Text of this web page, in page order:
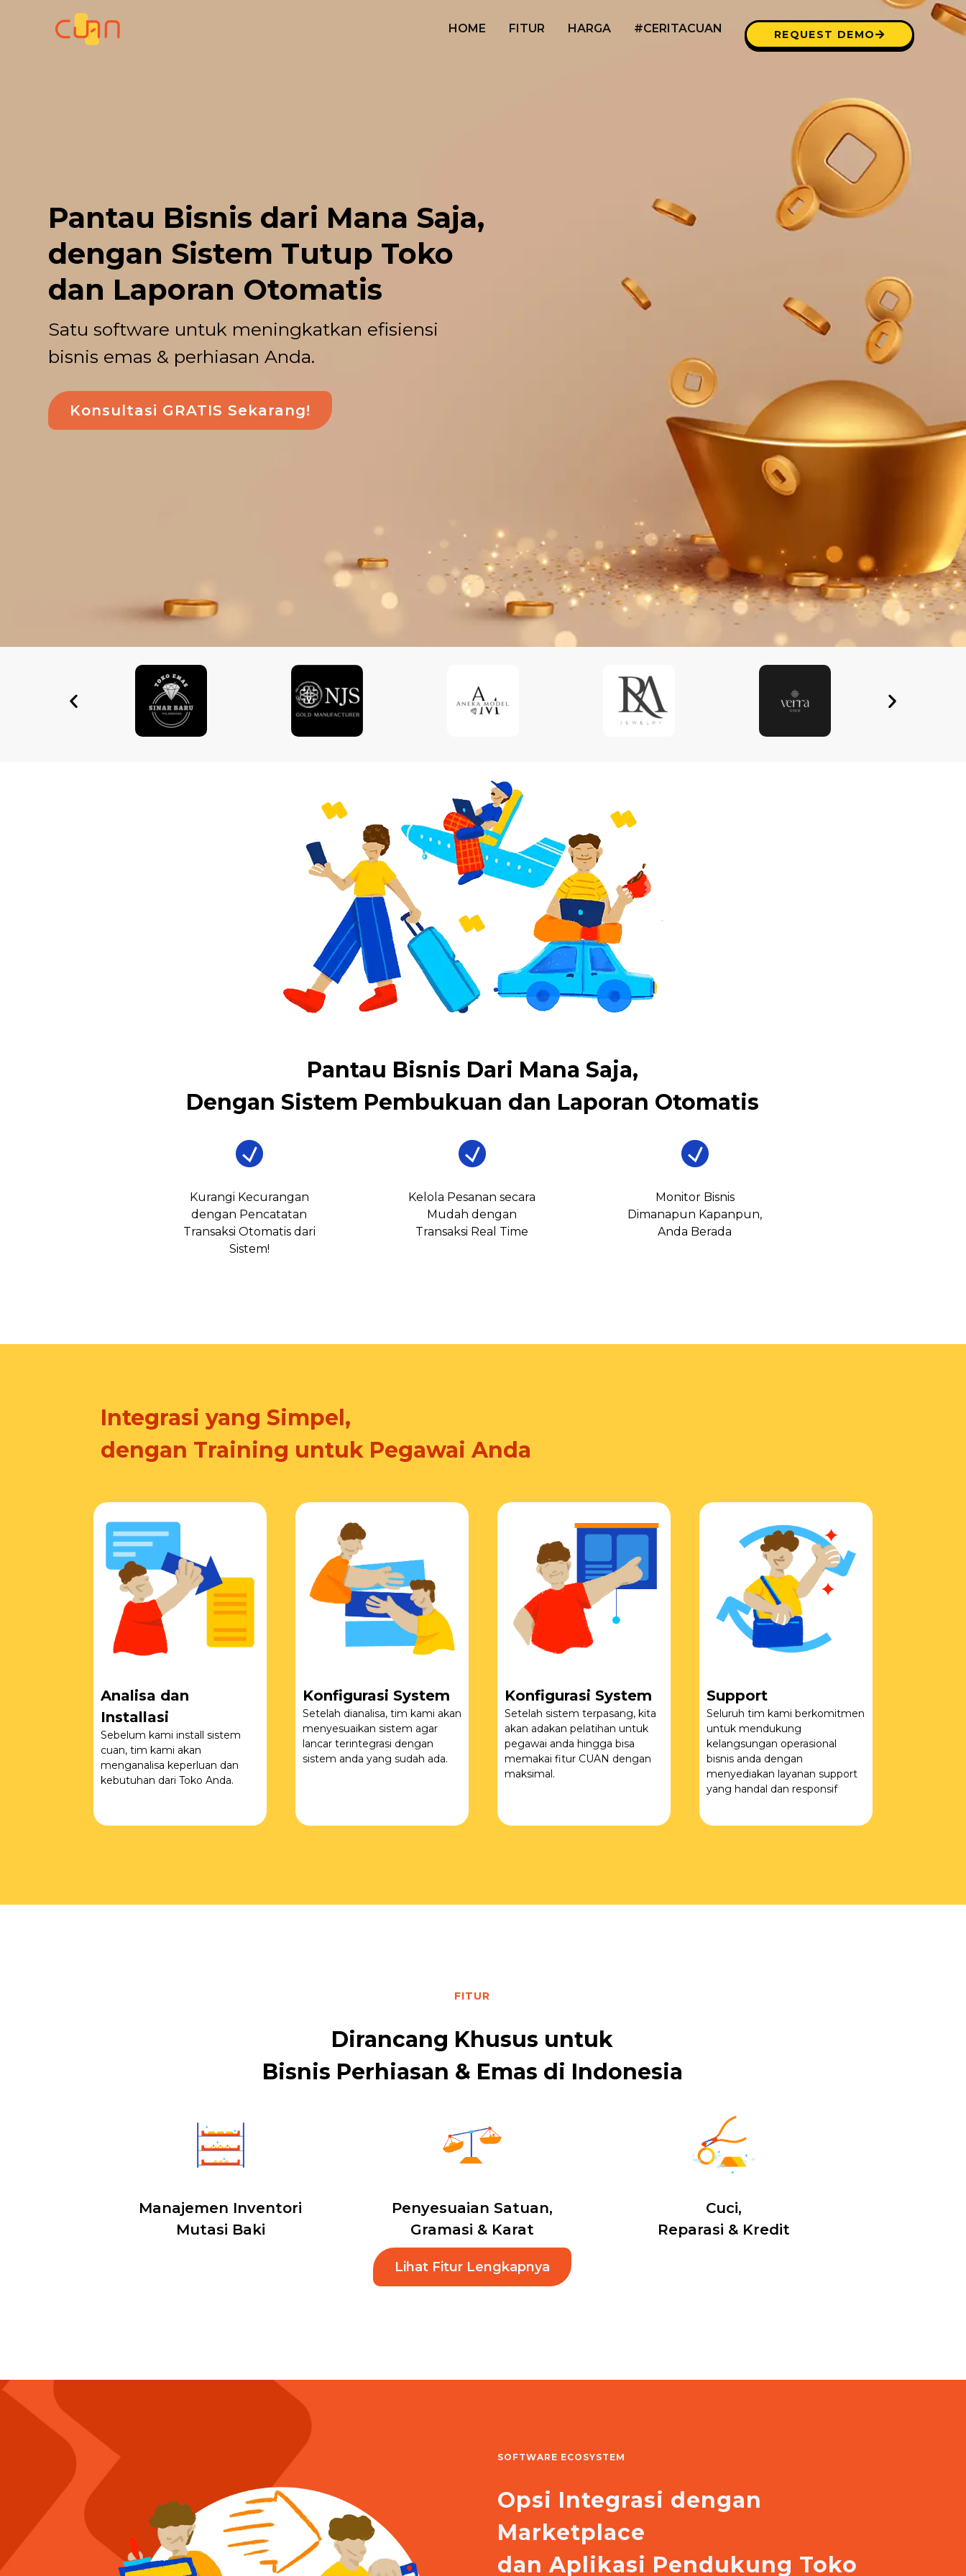
HOME FITUR HARGA #CERITACUAN REQUEST DEMO
Pantau Bisnis dari Mana Saja,
dengan Sistem Tutup Toko
dan Laporan Otomatis
Satu software untuk meningkatkan efisiensi
bisnis emas & perhiasan Anda.
Konsultasi GRATIS Sekarang!
Pantau Bisnis Dari Mana Saja,
Dengan Sistem Pembukuan dan Laporan Otomatis
Kurangi Kecurangan
dengan Pencatatan
Transaksi Otomatis dari
Sistem!
Kelola Pesanan secara
Mudah dengan
Transaksi Real Time
Monitor Bisnis
Dimanapun Kapanpun,
Anda Berada
Integrasi yang Simpel,
dengan Training untuk Pegawai Anda
Analisa dan
Installasi
Sebelum kami install sistem
cuan, tim kami akan
menganalisa keperluan dan
kebutuhan dari Toko Anda.
Konfigurasi System
Setelah dianalisa, tim kami akan
menyesuaikan sistem agar
lancar terintegrasi dengan
sistem anda yang sudah ada.
Konfigurasi System
Setelah sistem terpasang, kita
akan adakan pelatihan untuk
pegawai anda hingga bisa
memakai fitur CUAN dengan
maksimal.
Support
Seluruh tim kami berkomitmen
untuk mendukung
kelangsungan operasional
bisnis anda dengan
menyediakan layanan support
yang handal dan responsif
FITUR
Dirancang Khusus untuk
Bisnis Perhiasan & Emas di Indonesia
Manajemen Inventori
Mutasi Baki
Penyesuaian Satuan,
Gramasi & Karat
Cuci,
Reparasi & Kredit
Lihat Fitur Lengkapnya
SOFTWARE ECOSYSTEM
Opsi Integrasi dengan
Marketplace
dan Aplikasi Pendukung Toko